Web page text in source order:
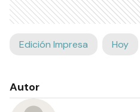
Edición Impresa Hoy
Autor